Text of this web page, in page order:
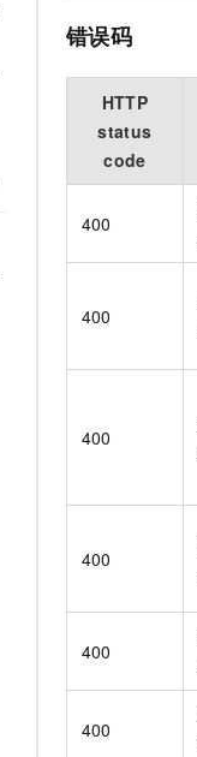
错误码
HTTP
status
code
400
400
400
400
400
400